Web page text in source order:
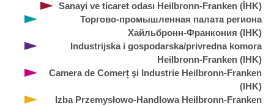
Sanayi ve ticaret odası Heilbronn-Franken (İHK)
Торгово-промышленная палата региона
Хайльбронн-Франкония (IHK)
Industrijska i gospodarska/privredna komora
Heilbronn-Franken (IHK)
Camera de Comerț şi Industrie Heilbronn-Franken
(IHK)
Izba Przemysłowo-Handlowa Heilbronn-Franken